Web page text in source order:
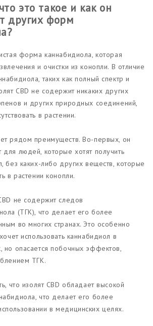
это такое и как он
других форм
форма каннабидиола, которая
и очистки из конопли. В отличие
таких как полный спектр и
CBD не содержит никаких других
и других природных соединений,
в растении.
рядом преимуществ. Во-первых, он
людей, которые хотят получить
без каких-либо других веществ, которые
в растении конопли.
не содержит следов
(ТГК), что делает его более
во многих странах. Это особенно
использовать каннабидиол в
но опасается побочных эффектов,
ТГК.
что изолят CBD обладает высокой
что делает его более
в медицинских целях.